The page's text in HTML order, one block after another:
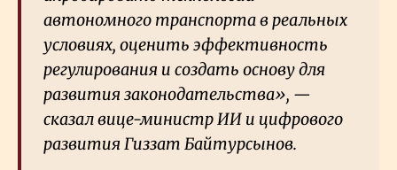
автономного транспорта в реальных
условиях, оценить эффективность
регулирования и создать основу для
развития законодательства», —
сказал вице-министр ИИ и цифрового
развития Гиззат Байтурсынов.